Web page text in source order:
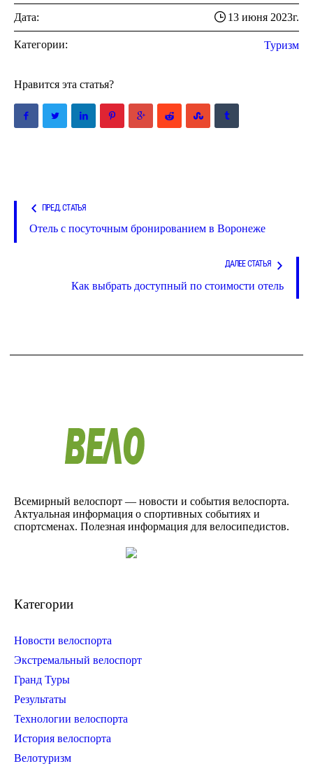
Дата: 13 июня 2023г.
Категории: Туризм
Нравится эта статья?
ПРЕД. СТАТЬЯ
Отель с посуточным бронированием в Воронеже
ДАЛЕЕ СТАТЬЯ
Как выбрать доступный по стоимости отель
Всемирный велоспорт — новости и события велоспорта.
Актуальная информация о спортивных событиях и
спортсменах. Полезная информация для велосипедистов.
Категории
Новости велоспорта
Экстремальный велоспорт
Гранд Туры
Результаты
Технологии велоспорта
История велоспорта
Велотуризм